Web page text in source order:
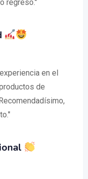
regreso."
en el
de